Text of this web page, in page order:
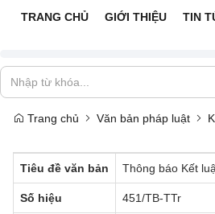
TRANG CHỦ GIỚI THIỆU TIN
Trang chủ Văn bản pháp luật
Tiêu đề văn bản Thông báo Kết
Số hiệu 451/TB-TTr